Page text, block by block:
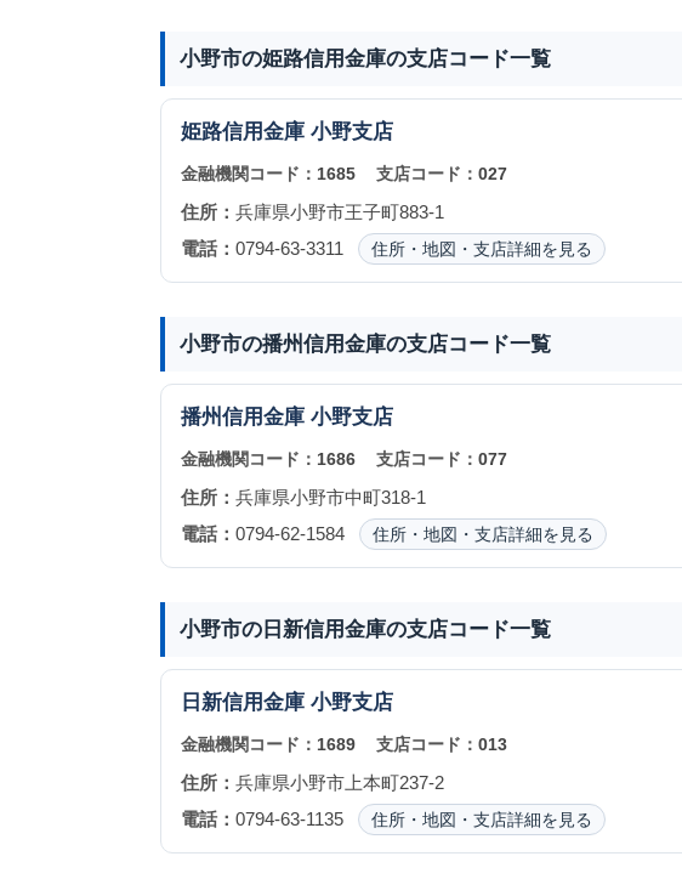
小野市の姫路信用金庫の支店コード一覧
姫路信用金庫 小野支店
金融機関コード： 1685 支店コード： 027
住所： 兵庫県小野市王子町883-1
電話： 0794-63-3311 住所・地図・支店詳細を見る
小野市の播州信用金庫の支店コード一覧
播州信用金庫 小野支店
金融機関コード： 1686 支店コード： 077
住所： 兵庫県小野市中町318-1
電話： 0794-62-1584 住所・地図・支店詳細を見る
小野市の日新信用金庫の支店コード一覧
日新信用金庫 小野支店
金融機関コード： 1689 支店コード： 013
住所： 兵庫県小野市上本町237-2
電話： 0794-63-1135 住所・地図・支店詳細を見る